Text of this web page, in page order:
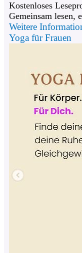
Kostenloses
Gemeinsam lesen,
Weitere
Yoga für Frauen